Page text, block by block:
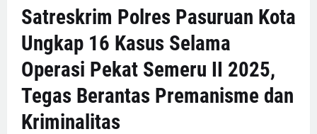
Satreskrim Polres Pasuruan Kota
Ungkap 16 Kasus Selama
Operasi Pekat Semeru II 2025,
Tegas Berantas Premanisme dan
Kriminalitas